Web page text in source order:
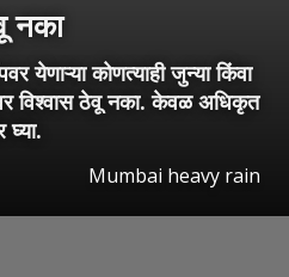
नका
येणाऱ्या कोणत्याही जुन्या किंवा
विश्वास ठेवू नका. केवळ अधिकृत
घ्या.
Mumbai heavy rain